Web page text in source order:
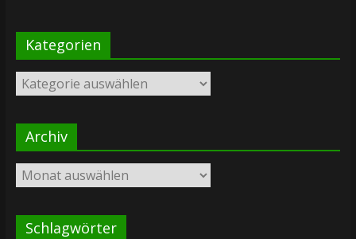
Kategorien
Kategorien
Archiv
Archiv
Schlagwörter